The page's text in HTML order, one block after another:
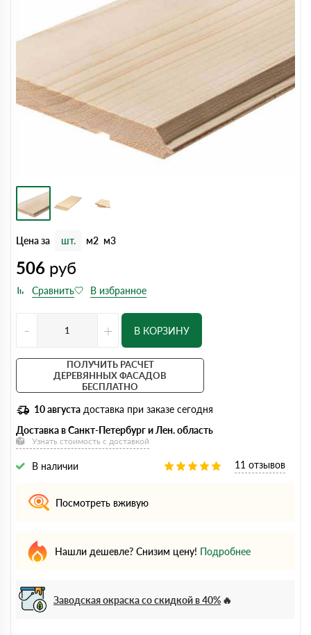
Цена за шт. м2 м3
506 руб
- + В КОРЗИНУ
ПОЛУЧИТЬ РАСЧЕТ
ДЕРЕВЯННЫХ ФАСАДОВ
БЕСПЛАТНО
10 августа доставка при заказе сегодня
Доставка в Санкт-Петербург и Лен. область
Узнать стоимость с доставкой
В наличии 11 отзывов
Посмотреть вживую
Нашли дешевле? Снизим цену! Подробнее
Заводская окраска со скидкой в 40%